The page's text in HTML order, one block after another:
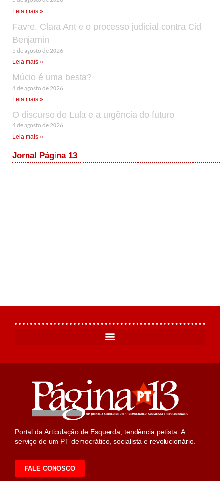
Leia mais »
Favre, Clara Ant e o processo judicial contra Cid
Benjamin
5 de agosto de 2026
Leia mais »
Múcio é uma besta?
4 de agosto de 2026
Leia mais »
O discurso de Lula e a urgência do futuro
4 de agosto de 2026
Leia mais »
Jornal Página 13
Portal da Articulação de Esquerda, tendência petista. A
serviço de um PT democrático, socialista e revolucionário.
FALE CONOSCO